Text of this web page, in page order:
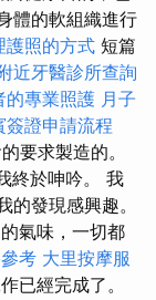
體的軟組織進行
護照的方式 短篇
近牙醫診所查詢
的專業照護 月子
簽證申請流程
要求製造的。
終於呻吟。 我
發現感興趣。
氣味，一切都
考 大里按摩服
已經完成了。